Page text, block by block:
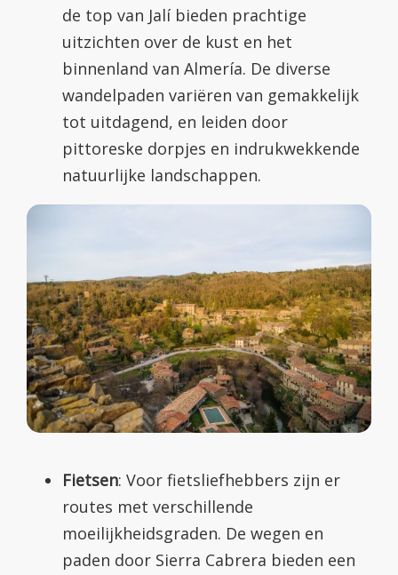
de top van Jalí bieden prachtige
uitzichten over de kust en het
binnenland van Almería. De diverse
wandelpaden variëren van gemakkelijk
tot uitdagend, en leiden door
pittoreske dorpjes en indrukwekkende
natuurlijke landschappen.
Fietsen: Voor fietsliefhebbers zijn er
routes met verschillende
moeilijkheidsgraden. De wegen en
paden door Sierra Cabrera bieden een